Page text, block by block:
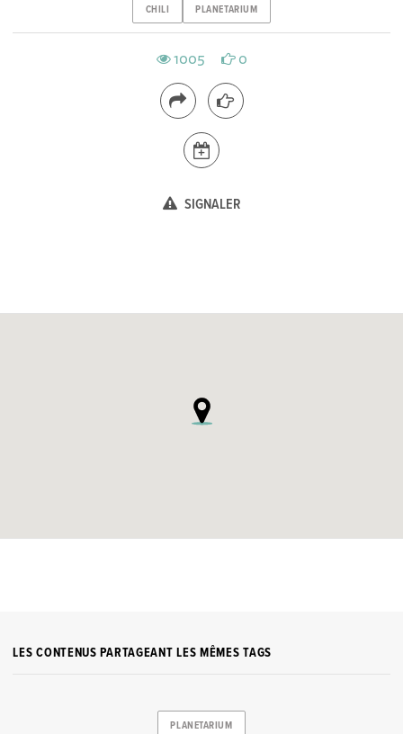
CHILI PLANETARIUM
1005 0
SIGNALER
LES CONTENUS PARTAGEANT LES MÊMES TAGS
PLANETARIUM